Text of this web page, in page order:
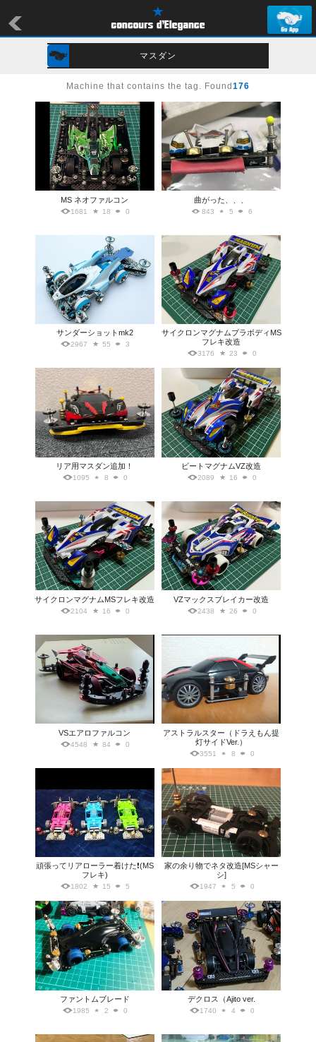
マスダン
Machine that contains the tag. Found 176
MS ネオファルコン
1681 18 0
曲がった、、、
843 5 6
サンダーショットmk2
2967 55 3
サイクロンマグナムプラボディMS
フレキ改造
3176 23 0
リア用マスダン追加！
1095 8 0
ビートマグナムVZ改造
2089 16 0
サイクロンマグナムMSフレキ改造
2104 16 0
VZマックスブレイカー改造
2438 26 0
VSエアロファルコン
4548 84 0
アストラルスター（ドラえもん提
灯サイドVer.）
3551 8 0
頑張ってリアローラー着けた❗️(MS
フレキ)
1802 15 5
家の余り物でネタ改造[MSシャー
シ]
1947 5 0
ファントムブレード
1985 2 0
デクロス（Ajito ver.
1740 4 0